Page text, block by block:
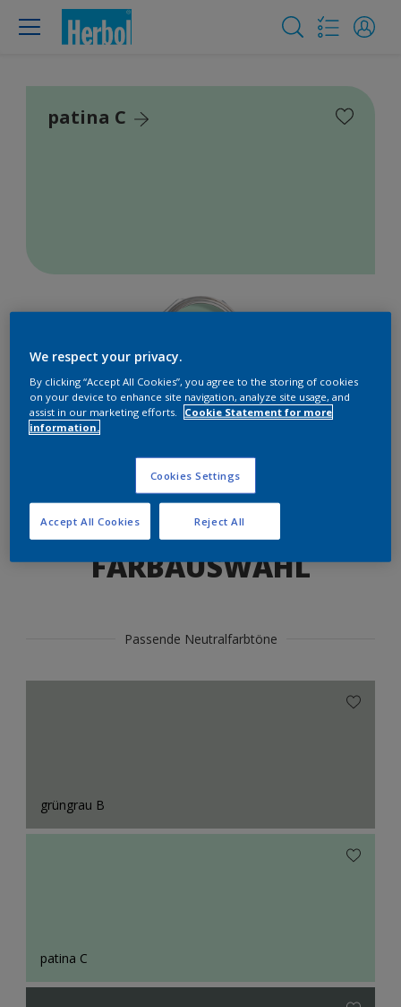
patina C
Produkte in diesem Farbton finden
FARBAUSWAHL
Passende Neutralfarbtöne
grüngrau B
patina C
We respect your privacy.
By clicking “Accept All Cookies”, you agree to the storing of cookies
on your device to enhance site navigation, analyze site usage, and
assist in our marketing efforts.
Cookie Statement for more
information.
Cookies Settings
Reject All
Accept All Cookies